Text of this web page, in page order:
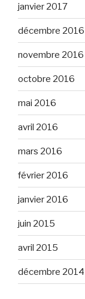
janvier 2017
décembre 2016
novembre 2016
octobre 2016
mai 2016
avril 2016
mars 2016
février 2016
janvier 2016
juin 2015
avril 2015
décembre 2014